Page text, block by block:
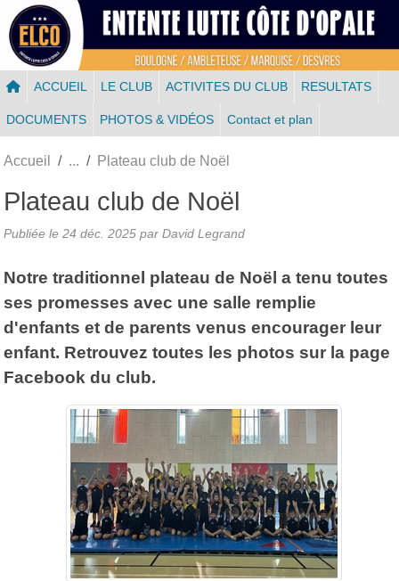
ACCUEIL LE CLUB ACTIVITES DU CLUB RESULTATS
DOCUMENTS PHOTOS & VIDÉOS Contact et plan
Accueil Plateau club de Noël
Plateau club de Noël
Publiée le 24 déc. 2025 par David Legrand
Notre traditionnel plateau de Noël a tenu toutes
ses promesses avec une salle remplie
d'enfants et de parents venus encourager leur
enfant. Retrouvez toutes les photos sur la page
Facebook du club.
Panneau de gestion des cookies